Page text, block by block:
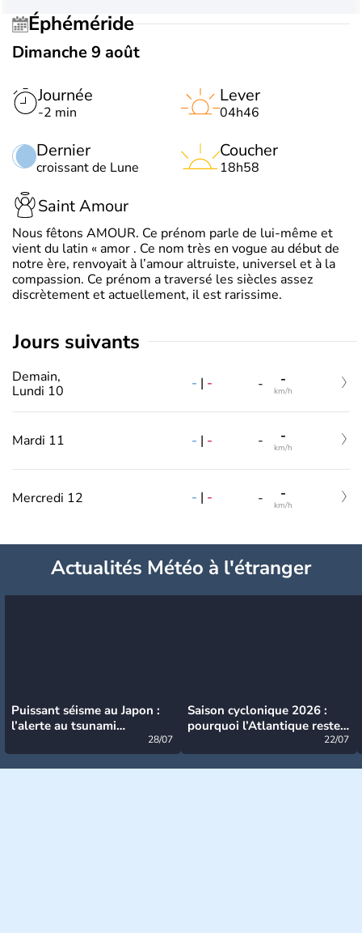
Éphéméride
Dimanche 9 août
Journée
-2 min
Dernier
croissant de Lune
Lever
04h46
Coucher
18h58
Saint Amour
Nous fêtons AMOUR. Ce prénom parle de lui-même et
vient du latin « amor . Ce nom très en vogue au début de
notre ère, renvoyait à l’amour altruiste, universel et à la
compassion. Ce prénom a traversé les siècles assez
discrètement et actuellement, il est rarissime.
jours suivants
Demain,
Lundi 10
- | - - -
km/h
Mardi 11 - | - - -
km/h
Mercredi 12 - | - - -
km/h
Actualités Météo à l'étranger
Puissant séisme au Japon :
l’alerte au tsunami
28/07
Saison cyclonique 2026 :
pourquoi l’Atlantique reste
22/07